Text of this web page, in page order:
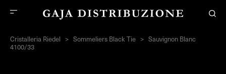
Cristalleria Riedel > Sommeliers Black Tie > Sauvignon Blanc
4100/33